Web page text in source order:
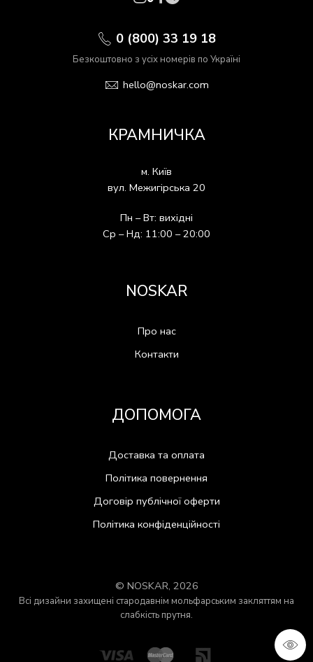
0 (800) 33 19 18
Безкоштовно з усіх номерів по Україні
hello@noskar.com
КРАМНИЧКА
м. Київ
вул. Межигірська 20
Пн – Вт: вихідні
Ср – Нд: 11:00 – 20:00
NOSKAR
Про нас
Контакти
ДОПОМОГА
Доставка та оплата
Політика повернення
Договір публічної оферти
Політика конфіденційності
© NOSKAR, 2026
Всі дизайни захищені стародавнім мольфарським закляттям на
слабкість прутня.